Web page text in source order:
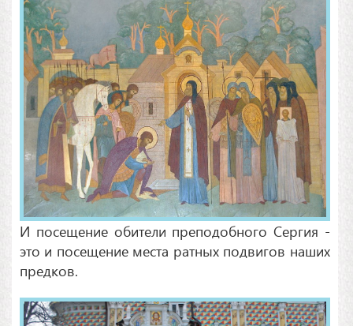
И посещение обители преподобного Сергия -
это и посещение места ратных подвигов наших
предков.